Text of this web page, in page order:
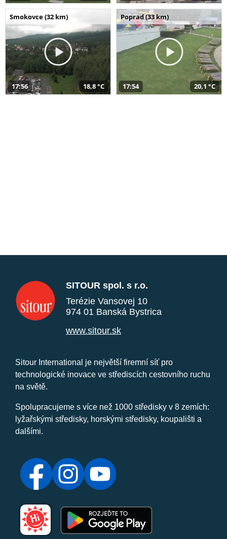
Smokovce (32 km)
17:56 18,8 °C
Poprad (33 km)
17:54 20,1 °C
SITOUR spol. s r.o.
Terézie Vansovej 10
974 01 Banská Bystrica
www.sitour.sk
Sitour International je největší firemní síť pro
technologické inovace ve střediscích cestovního ruchu
na světě.
Spolupracujeme s více než 1000 středisky v 8 zemích:
lyžařskými středisky, horskými středisky, koupališti a
dalšími.